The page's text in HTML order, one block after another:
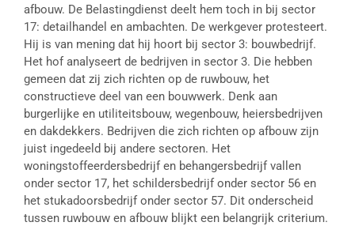
afbouw. De Belastingdienst deelt hem toch in bij sector
17: detailhandel en ambachten. De werkgever protesteert.
Hij is van mening dat hij hoort bij sector 3: bouwbedrijf.
Het hof analyseert de bedrijven in sector 3. Die hebben
gemeen dat zij zich richten op de ruwbouw, het
constructieve deel van een bouwwerk. Denk aan
burgerlijke en utiliteitsbouw, wegenbouw, heiersbedrijven
en dakdekkers. Bedrijven die zich richten op afbouw zijn
juist ingedeeld bij andere sectoren. Het
woningstoffeerdersbedrijf en behangersbedrijf vallen
onder sector 17, het schildersbedrijf onder sector 56 en
het stukadoorsbedrijf onder sector 57. Dit onderscheid
tussen ruwbouw en afbouw blijkt een belangrijk criterium.